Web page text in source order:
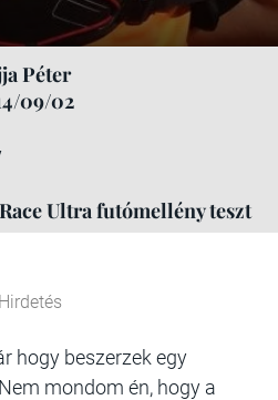
Péter
09/02
Ultra futómellény teszt
Hirdetés
hogy beszerzek egy
mondom én, hogy a